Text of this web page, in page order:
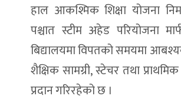
हाल आकश्मिक शिक्षा योजना
पश्चात स्टीम अहेड परियोजना
बिद्यालयमा विपतको समयमा
शैक्षिक सामग्री, स्टेचर तथा
प्रदान गरिरहेको छ ।